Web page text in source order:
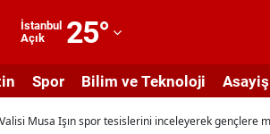
İstanbul
Açık
25°
Adıyaman
Afyonkarahisar
Spor Bilim ve Teknoloji Asayiş
Musa Işın spor tesislerini inceleyerek gençlere